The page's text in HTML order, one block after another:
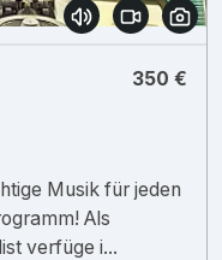
350 €
Musik für jeden
Als
verfüge i...